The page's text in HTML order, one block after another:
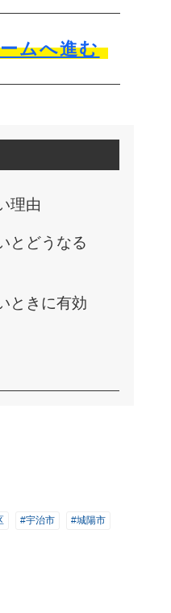
ムへ進む
理由
とどうなる
ときに有効
#宇治市 #城陽市